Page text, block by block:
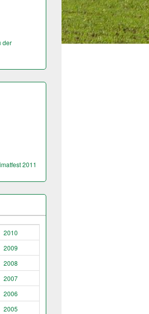
der
2011
2010
2009
2008
2007
2006
2005